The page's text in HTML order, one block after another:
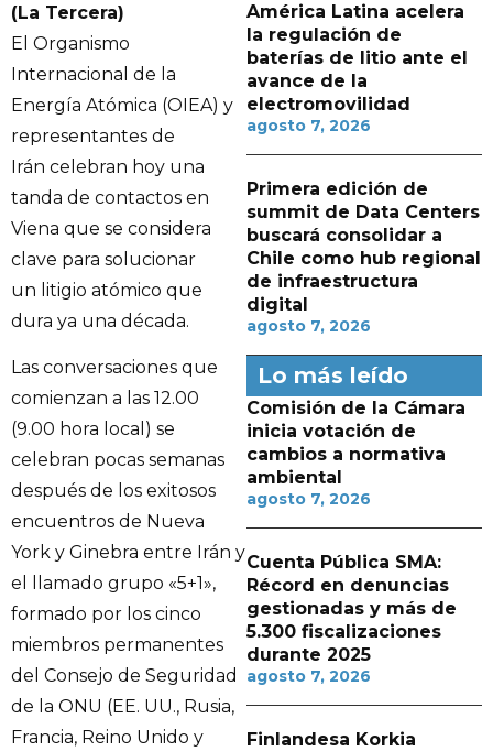
(La Tercera)
El Organismo
Internacional de la
Energía Atómica (OIEA) y
representantes de
Irán celebran hoy una
tanda de contactos en
Viena que se considera
clave para solucionar
un litigio atómico que
dura ya una década.
Las conversaciones que
comienzan a las 12.00
(9.00 hora local) se
celebran pocas semanas
después de los exitosos
encuentros de Nueva
York y Ginebra entre Irán y
el llamado grupo «5+1»,
formado por los cinco
miembros permanentes
del Consejo de Seguridad
de la ONU (EE. UU., Rusia,
Francia, Reino Unido y
América Latina acelera
la regulación de
baterías de litio ante el
avance de la
electromovilidad
agosto 7, 2026
Primera edición de
summit de Data Centers
buscará consolidar a
Chile como hub regional
de infraestructura
digital
agosto 7, 2026
Lo más leído
Comisión de la Cámara
inicia votación de
cambios a normativa
ambiental
agosto 7, 2026
Cuenta Pública SMA:
Récord en denuncias
gestionadas y más de
5.300 fiscalizaciones
durante 2025
agosto 7, 2026
Finlandesa Korkia